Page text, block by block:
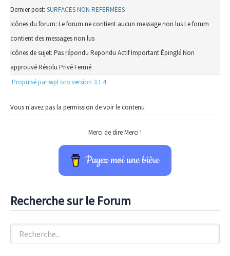
Dernier post: SURFACES NON REFERMEES
Icônes du forum: Le forum ne contient aucun message non lusLe forum
contient des messages non lus
Icônes de sujet: Pas répondu Repondu ActifImportantÉpingléNon
approuvéRésolu PrivéFermé
Propulsé par wpForo version 3.1.4
Vous n'avez pas la permission de voir le contenu
Merci de dire Merci !
Payez moi une bière
Recherche sur le Forum